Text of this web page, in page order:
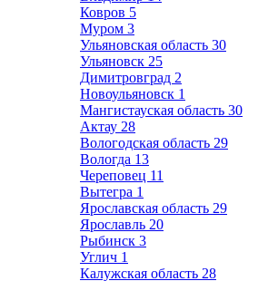
Ковров 5
Муром 3
Ульяновская область 30
Ульяновск 25
Димитровград 2
Новоульяновск 1
Мангистауская область 30
Актау 28
Вологодская область 29
Вологда 13
Череповец 11
Вытегра 1
Ярославская область 29
Ярославль 20
Рыбинск 3
Углич 1
Калужская область 28